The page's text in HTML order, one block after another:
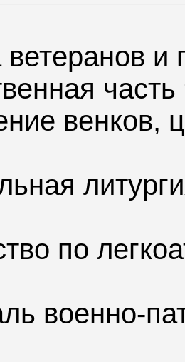
ветеранов и
венков,
по
военно-